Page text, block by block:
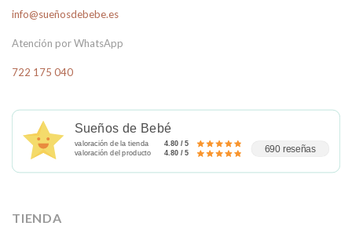
info@sueñosdebebe.es
Atención por WhatsApp
722 175 040
Sueños de Bebé
valoración de la tienda
4.80 / 5
valoración del producto
4.80 / 5 690 reseñas
TIENDA